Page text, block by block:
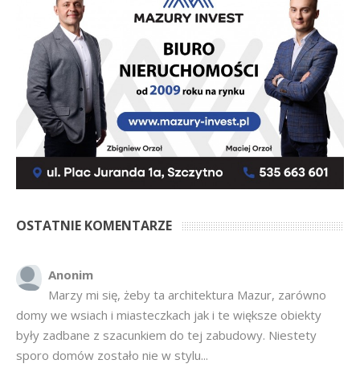
OSTATNIE KOMENTARZE
Anonim
Marzy mi się, żeby ta architektura Mazur, zarówno
domy we wsiach i miasteczkach jak i te większe obiekty
były zadbane z szacunkiem do tej zabudowy. Niestety
sporo domów zostało nie w stylu...